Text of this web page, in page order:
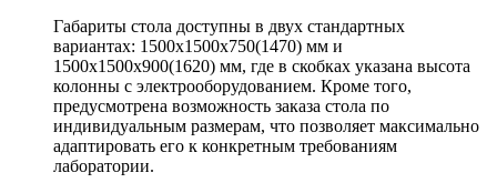
Габариты стола доступны в двух стандартных
вариантах: 1500х1500х750(1470) мм и
1500х1500х900(1620) мм, где в скобках указана высота
колонны с электрооборудованием. Кроме того,
предусмотрена возможность заказа стола по
индивидуальным размерам, что позволяет максимально
адаптировать его к конкретным требованиям
лаборатории.